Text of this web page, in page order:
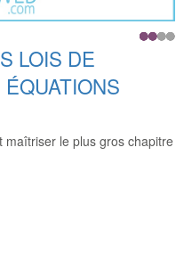
LOIS DE
maîtriser le plus gros chapitre